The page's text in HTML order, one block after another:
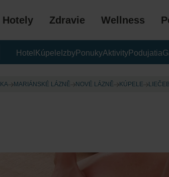
Hotely Zdravie Wellness
Hotel Kúpele IzbyPonukyAktivityPodujatia
MARIÁNSKÉ LÁZNĚ NOVÉ LÁZNĚ KÚPELE